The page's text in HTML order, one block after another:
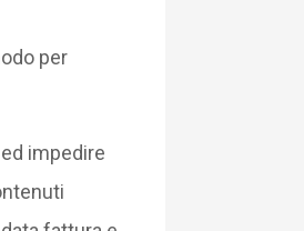
per
impedire